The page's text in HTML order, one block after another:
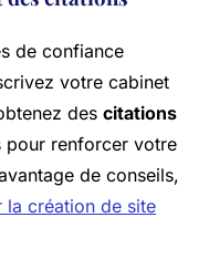
de confiance
votre cabinet
des citations
pour renforcer votre
de conseils,
la création de site